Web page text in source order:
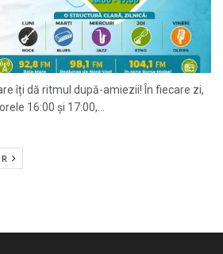
îți dă ritmul după-amiezii! În fiecare zi,
16:00 și 17:00,...